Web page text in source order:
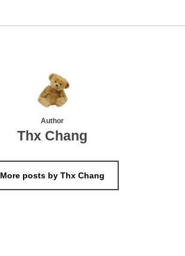
Author
Thx Chang
More posts by Thx Chang